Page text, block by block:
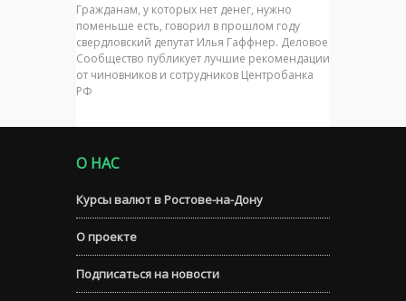
Гражданам, у которых нет денег, нужно
поменьше есть, говорил в прошлом году
свердловский депутат Илья Гаффнер. Деловое
Сообщество публикует лучшие рекомендации
от чиновников и сотрудников Центробанка
РФ
О НАС
Курсы валют в Ростове-на-Дону
О проекте
Подписаться на новости